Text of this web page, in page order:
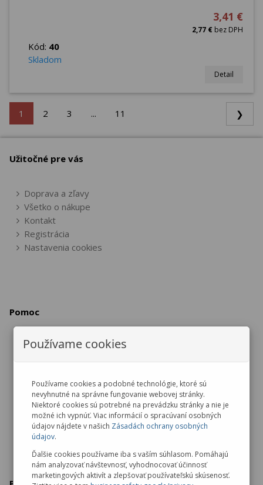
3,41 €
2,77 € bez DPH
Kód: 40
Skladom
Detail
1 2 3 ... 11 ❯
Užitočné pre vás
Doprava a zľavy
Všetko o nákupe
Kontakt
Registrácia
Nastavenia cookies
Používame cookies
Používame cookies a podobné technológie, ktoré sú
nevyhnutné na správne fungovanie webovej stránky.
Niektoré cookies sú potrebné na prevádzku stránky a nie je
možné ich vypnúť. Viac informácií o spracúvaní osobných
údajov nájdete v našich Zásadách ochrany osobných
údajov.
Ďalšie cookies používame iba s vaším súhlasom. Pomáhajú
nám analyzovať návštevnosť, vyhodnocovať účinnosť
marketingových aktivít a zlepšovať používateľskú skúsenosť.
Pomoc
Vrátenie / výmena tovaru
Reklamácia tovaru
Ochrana osobných údajov